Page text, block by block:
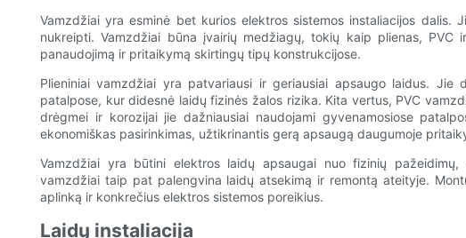
Vamzdžiai yra esminė bet kurios elektros sistemos instaliacijos dalis.
nukreipti. Vamzdžiai būna įvairių medžiagų, tokių kaip plienas, PVC
panaudojimą ir pritaikymą skirtingų tipų konstrukcijose.
Plieniniai vamzdžiai yra patvariausi ir geriausiai apsaugo laidus. Jie
patalpose, kur didesnė laidų fizinės žalos rizika. Kita vertus, PVC
drėgmei ir korozijai jie dažniausiai naudojami gyvenamosiose
ekonomiškas pasirinkimas, užtikrinantis gerą apsaugą daugumoje
Vamzdžiai yra būtini elektros laidų apsaugai nuo fizinių
vamzdžiai taip pat palengvina laidų atsekimą ir remontą ateityje.
aplinką ir konkrečius elektros sistemos poreikius.
Laidų instaliacija